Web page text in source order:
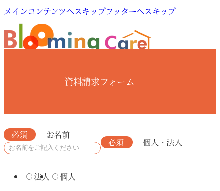
メインコンテンツへスキップフッターへスキップ
資料請求フォーム
必須 お名前
必須 個人・法人
法人 個人